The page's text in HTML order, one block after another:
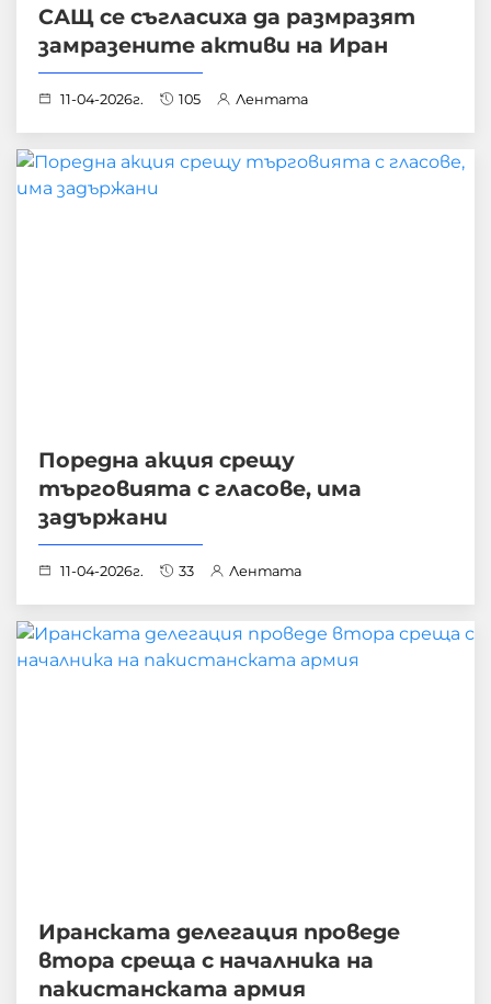
САЩ се съгласиха да размразят
замразените активи на Иран
11-04-2026г. 105 Лентата
Поредна акция срещу
търговията с гласове, има
задържани
11-04-2026г. 33 Лентата
Иранската делегация проведе
втора среща с началника на
пакистанската армия